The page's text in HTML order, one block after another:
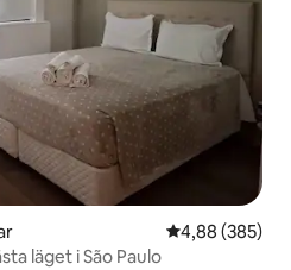
4,88 av 5 i
4,88 (385)
läget i São Paulo